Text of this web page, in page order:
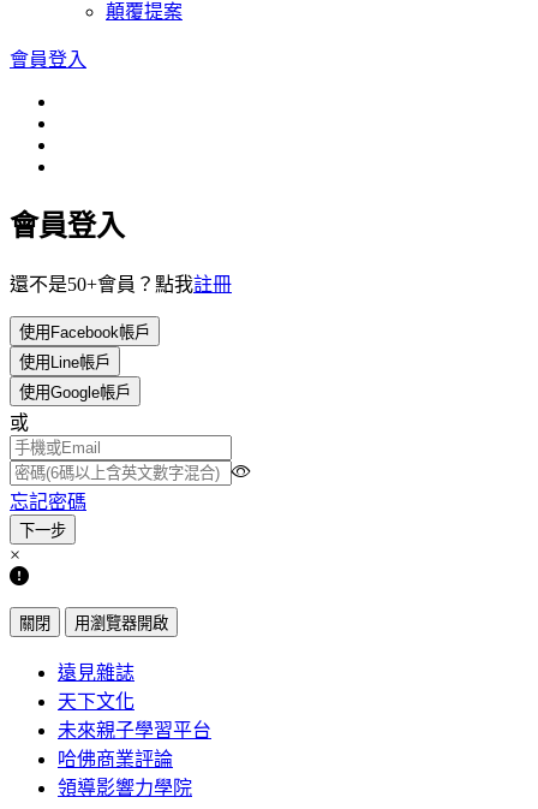
顛覆提案
會員登入
會員登入
還不是50+會員？點我註冊
使用Facebook帳戶
使用Line帳戶
使用Google帳戶
或
忘記密碼
×
關閉 用瀏覽器開啟
遠見雜誌
天下文化
未來親子學習平台
哈佛商業評論
領導影響力學院